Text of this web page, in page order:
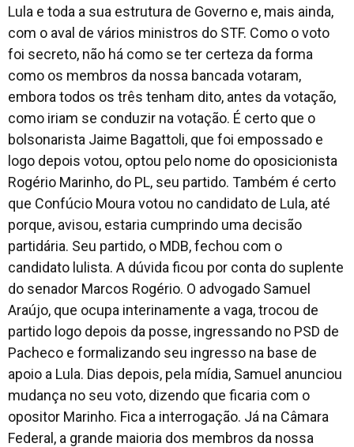
Lula e toda a sua estrutura de Governo e, mais ainda,
com o aval de vários ministros do STF. Como o voto
foi secreto, não há como se ter certeza da forma
como os membros da nossa bancada votaram,
embora todos os três tenham dito, antes da votação,
como iriam se conduzir na votação. É certo que o
bolsonarista Jaime Bagattoli, que foi empossado e
logo depois votou, optou pelo nome do oposicionista
Rogério Marinho, do PL, seu partido. Também é certo
que Confúcio Moura votou no candidato de Lula, até
porque, avisou, estaria cumprindo uma decisão
partidária. Seu partido, o MDB, fechou com o
candidato lulista. A dúvida ficou por conta do suplente
do senador Marcos Rogério. O advogado Samuel
Araújo, que ocupa interinamente a vaga, trocou de
partido logo depois da posse, ingressando no PSD de
Pacheco e formalizando seu ingresso na base de
apoio a Lula. Dias depois, pela mídia, Samuel anunciou
mudança no seu voto, dizendo que ficaria com o
opositor Marinho. Fica a interrogação. Já na Câmara
Federal, a grande maioria dos membros da nossa